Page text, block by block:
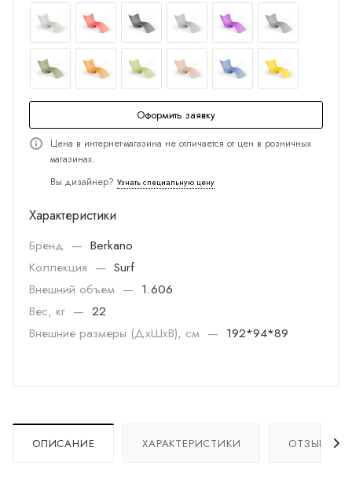
Оформить заявку
Цена в интернет-магазина не отличается от цен в розничных
магазинах.
Вы дизайнер? Узнать специальную цену
Характеристики
Бренд — Berkano
Коллекция — Surf
Внешний объем — 1.606
Вес, кг — 22
Внешние размеры (ДхШхВ), см — 192*94*89
ОПИСАНИЕ ХАРАКТЕРИСТИКИ ОТЗЫВЫ